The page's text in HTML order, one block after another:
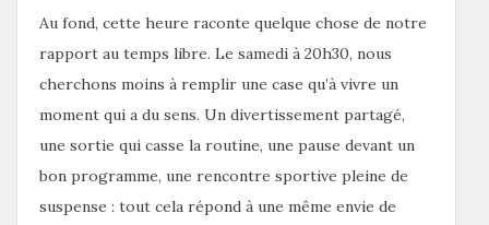
Au fond, cette heure raconte quelque chose de notre
rapport au temps libre. Le samedi à 20h30, nous
cherchons moins à remplir une case qu’à vivre un
moment qui a du sens. Un divertissement partagé,
une sortie qui casse la routine, une pause devant un
bon programme, une rencontre sportive pleine de
suspense : tout cela répond à une même envie de